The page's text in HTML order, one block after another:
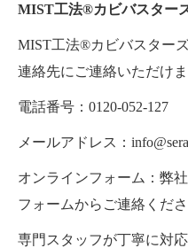
MIST工法®カビバスター
MIST工法®カビバスター
連絡先にご連絡いただけま
電話番号：0120-052-127
メールアドレス：
オンラインフォーム：弊
フォームからご連絡くださ
専門スタッフが丁寧に対